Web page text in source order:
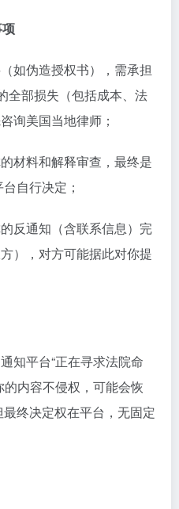
如伪造授权书），需承担
全部损失（包括成本、法
询美国当地律师；
材料和解释审查，最终是
自行决定；
反通知（含联系信息）完
），对方可能据此对你提
知平台“正在寻求法院命
内容不侵权，可能会恢
终决定权在平台，无固定